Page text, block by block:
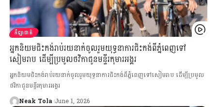
កីឡាជាតិ
អ្នកនិយមជិះកង់រាប់រយនាក់ចូលរួមយុទ្ធនាការជិះកង់ពីភ្នំពេញទៅ
សៀមរាប ដើម្បីប្រមូលថវិកាជូនមន្ទីរកុមារអង្គរ
អ្នកនិយមជិះកង់រាប់រយនាក់ចូលរួមយុទ្ធនាការជិះកង់ពីភ្នំពេញទៅសៀមរាប ដើម្បីប្រមូល
ថវិកាជូនមន្ទីរកុមារអង្គរ
Neak Tola June 1, 2026